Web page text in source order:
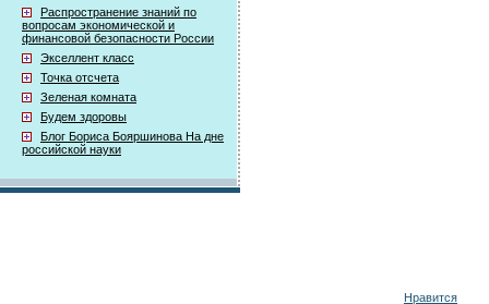
Распространение знаний по
вопросам экономической и
финансовой безопасности России
Экселлент класс
Точка отсчета
Зеленая комната
Будем здоровы
Блог Бориса Бояршинова На дне
российской науки
Нравится